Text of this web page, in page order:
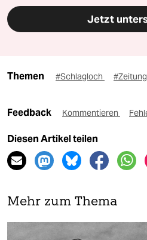
Jetzt
Themen #Schlagloch
Feedback Kommentieren
Diesen Artikel teilen
Mehr zum Thema